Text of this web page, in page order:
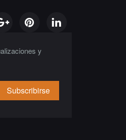
y